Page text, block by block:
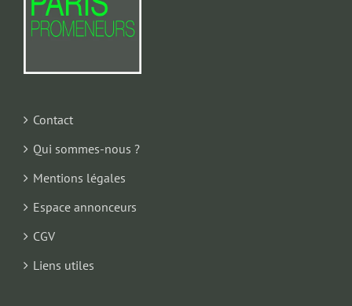
Contact
Qui sommes-nous ?
Mentions légales
Espace annonceurs
CGV
Liens utiles